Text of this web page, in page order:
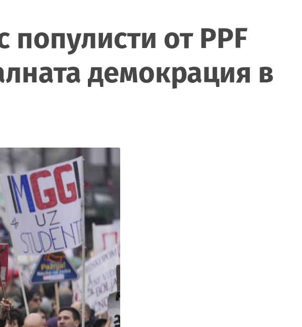
от PPF
демокрация в